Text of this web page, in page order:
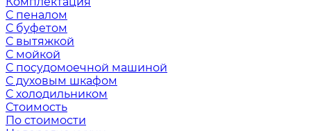
С пеналом
С буфетом
С вытяжкой
С мойкой
С посудомоечной машиной
С духовым шкафом
С холодильником
Стоимость
По стоимости